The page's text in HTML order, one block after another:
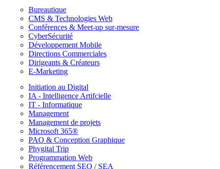
Bureautique
CMS & Technologies Web
Conférences & Meet-up sur-mesure
CyberSécurité
Développement Mobile
Directions Commerciales
Dirigeants & Créateurs
E-Marketing
Initiation au Digital
IA - Intelligence Artifcielle
IT - Informatique
Management
Management de projets
Microsoft 365®
PAO & Conception Graphique
Phygital Trip
Programmation Web
Référencement SEO / SEA